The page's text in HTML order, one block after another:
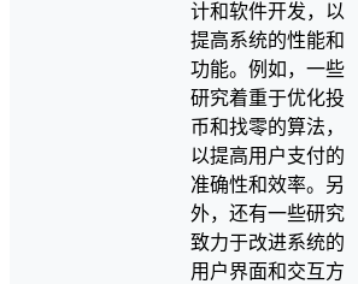
计和软件开发，以
提高系统的性能和
功能。例如，一些
研究着重于优化投
币和找零的算法，
以提高用户支付的
准确性和效率。另
外，还有一些研究
致力于改进系统的
用户界面和交互方